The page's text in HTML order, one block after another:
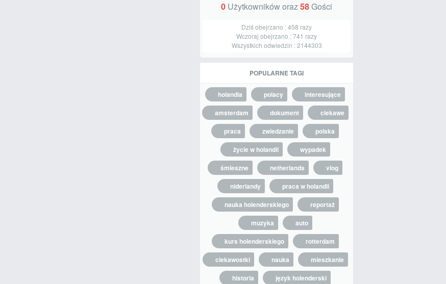
0 Użytkowników oraz58Gości
Dziś obejrzano :458 razy
Wczoraj obejrzano :741 razy
Wszystkich odwiedzin :2144303
POPULARNE TAGI
holandia polacy
interesujące
amsterdam
dokument
ciekawe
praca
zwiedzanie
polska
życie w holandii
wypadek
śmieszne
netherlands
vlog
niderlandy
praca w holandii
nauka holenderskiego
reportaż
muzyka
auto
kurs holenderskiego
rotterdam
ciekawostki
nauka
mieszkanie
historia
język holenderski